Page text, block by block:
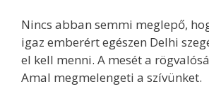
Nincs abban semmi meglepő,
igaz emberért egészen Delhi
el kell menni. A mesét a
Amal megmelengeti a szívünket.